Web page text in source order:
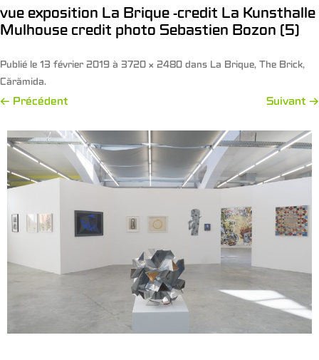
vue exposition La Brique -credit La Kunsthalle
Mulhouse credit photo Sebastien Bozon (5)
Publié le 13 février 2019 à 3720 × 2480 dans La Brique, The Brick,
Cărămida.
← Précédent Suivant →